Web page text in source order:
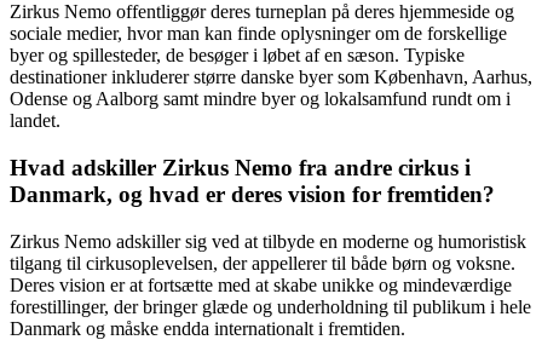
Zirkus Nemo offentliggør deres turneplan på deres hjemmeside og
sociale medier, hvor man kan finde oplysninger om de forskellige
byer og spillesteder, de besøger i løbet af en sæson. Typiske
destinationer inkluderer større danske byer som København, Aarhus,
Odense og Aalborg samt mindre byer og lokalsamfund rundt om i
landet.
Hvad adskiller Zirkus Nemo fra andre cirkus i
Danmark, og hvad er deres vision for fremtiden?
Zirkus Nemo adskiller sig ved at tilbyde en moderne og humoristisk
tilgang til cirkusoplevelsen, der appellerer til både børn og voksne.
Deres vision er at fortsætte med at skabe unikke og mindeværdige
forestillinger, der bringer glæde og underholdning til publikum i hele
Danmark og måske endda internationalt i fremtiden.